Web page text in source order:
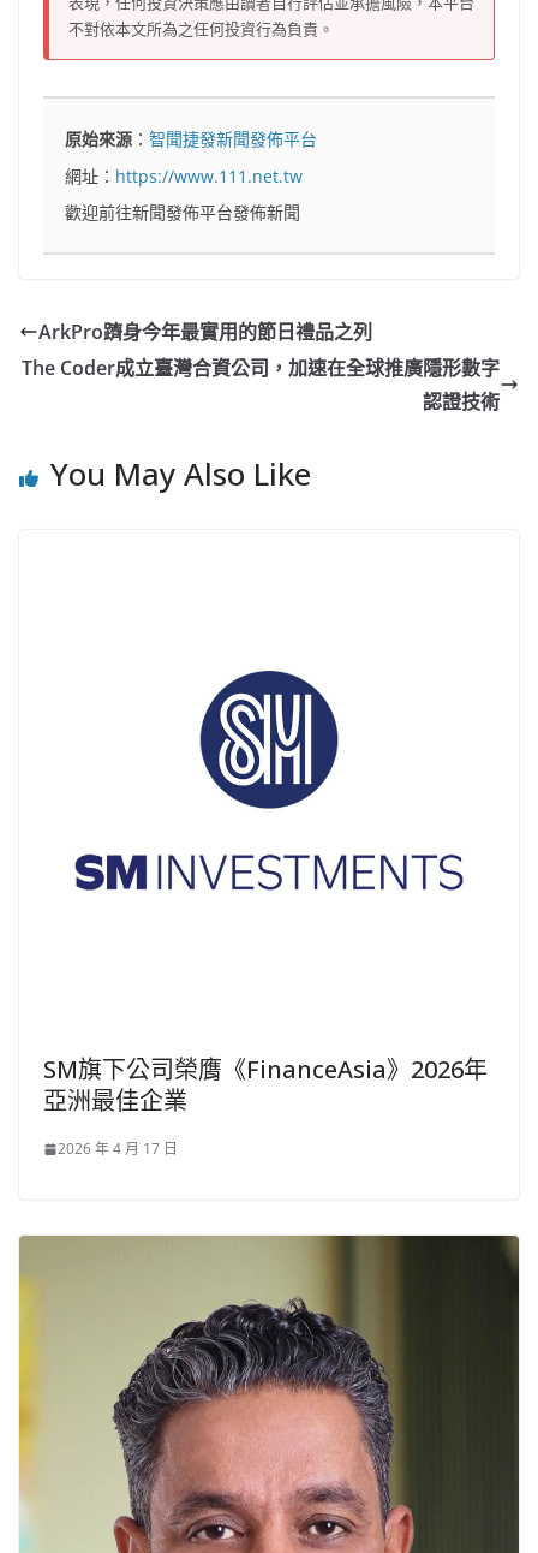
不對依本文所為之任何投資行為負責。
原始來源 ：智聞捷發新聞發佈平台
網址： https://www.111.net.tw
歡迎前往新聞發佈平台發佈新聞
ArkPro躋身今年最實用的節日禮品之列
The Coder成立臺灣合資公司，加速在全球推廣隱形數字
認證技術
You May Also Like
SM旗下公司榮膺《FinanceAsia》2026年
亞洲最佳企業
2026 年 4 月 17 日